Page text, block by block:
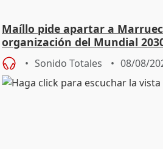
Maíllo pide apartar a
organización del Mundial
Sonido Totales 08/08/